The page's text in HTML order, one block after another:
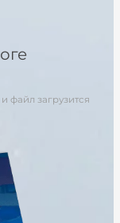
файл загрузится